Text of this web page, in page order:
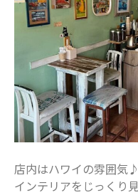
店内はハワイの雰囲気♪
インテリアをじっくり